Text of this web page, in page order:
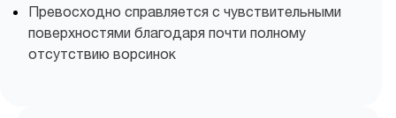
Превосходно справляется с чувствительными
поверхностями благодаря почти полному
отсутствию ворсинок